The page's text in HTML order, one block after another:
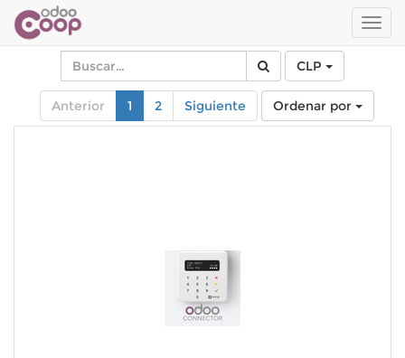
de
CLP
Anterior 1 2 Siguiente Ordenar por